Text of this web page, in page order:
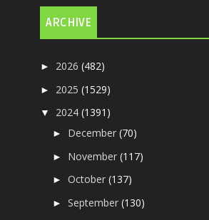
ARCHIVE
► 2026(482)
► 2025(1529)
▼ 2024(1391)
► December(70)
► November(117)
►October(137)
►September(130)